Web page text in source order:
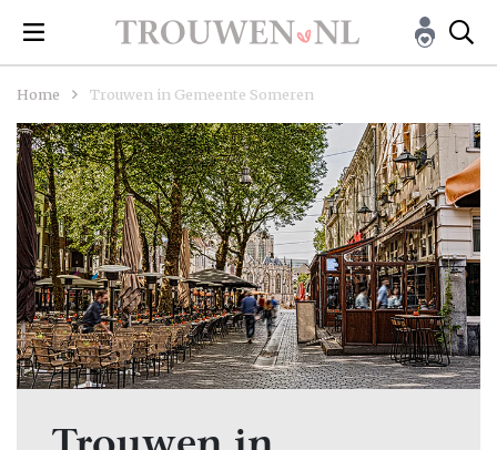
Home Trouwen in Gemeente Someren